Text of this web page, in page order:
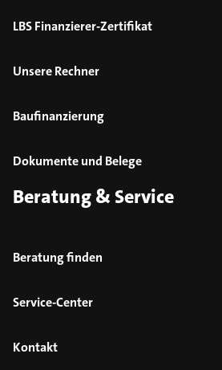
LBS Finanzierer-Zertifikat
Unsere Rechner
Baufinanzierung
Dokumente und Belege
Beratung & Service
Beratung finden
Service-Center
Kontakt